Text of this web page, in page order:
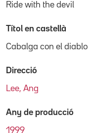
Ride with the devil
Títol en castellà
Cabalga con el diablo
Direcció
Lee, Ang
Any de producció
1999